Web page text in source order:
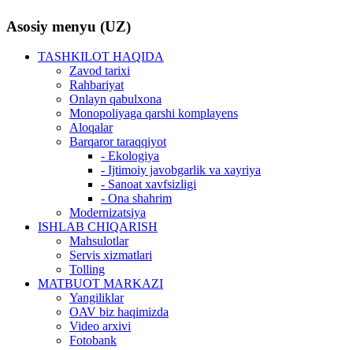
Asosiy menyu (UZ)
TASHKILOT HAQIDA
Zavod tarixi
Rahbariyat
Onlayn qabulxona
Monopoliyaga qarshi komplayens
Aloqalar
Barqaror taraqqiyot
- Ekologiya
- Ijtimoiy javobgarlik va xayriya
- Sanoat xavfsizligi
- Ona shahrim
Modernizatsiya
ISHLAB CHIQARISH
Mahsulotlar
Servis xizmatlari
Tolling
MATBUOT MARKAZI
Yangiliklar
OAV biz haqimizda
Video arxivi
Fotobank